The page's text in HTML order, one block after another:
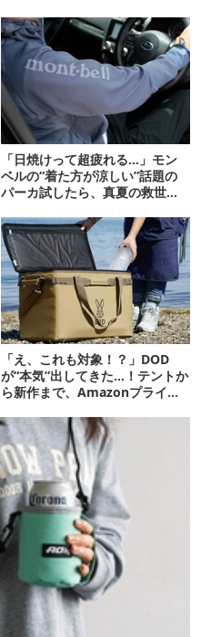
「日焼けって超疲れる…」モン
ベルの“着た方が涼しい”話題の
パーカ試したら、真夏の救世主
「え、これも対象！？」DOD
が“本気”出してきた…！テントか
ら新作まで、Amazonプライム